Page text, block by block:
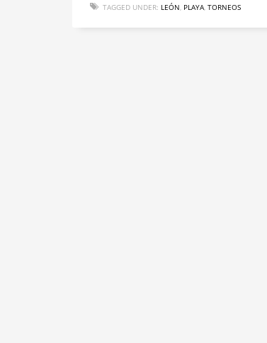
TAGGED UNDER: LEÓN, PLAYA, TORNEOS